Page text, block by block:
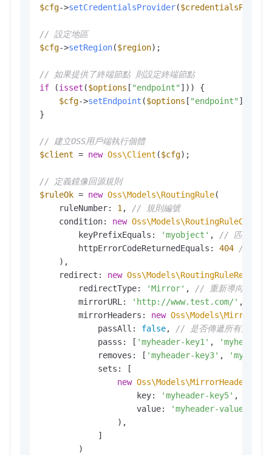
$cfg->setCredentialsProvider(
// 設定地區
$cfg->setRegion($region);
// 如果提供了終端節點 則設定終端節點
if (isset ($options [ "endpoint" ])) {
$cfg->setEndpoint ($options [ "endpoint" ]);
}
// 建立OSS用戶端執行個體
$client = new Oss\Client ($cfg);
// 定義鏡像回源規則
$ruleOk = new Oss\Models\RoutingRule(
    ruleNumber:
1, // 規則編號
    condition:
new
        keyPrefixEquals:
'myobject' , // 匹配對象
        httpErrorCodeReturnedEquals:
404 // 回源
    ),
    redirect:
new Oss\Models\RoutingRuleRedirect
        redirectType:
'Mirror' , // 重新導向類型為
        mirrorURL:
'http://www.test.com/' ,
        mirrorHeaders:
new
            passAll:
false, // 是否傳遞所有頭部
            passs: [
'myheader-key1' ,
'myheader-
            removes: [
'myheader-key3' ,
            sets: [
new Oss\Models\MirrorHeadersSet
                    key:
'myheader-key5' ,
                    value:
'myheader-value'
                ),
            ]
        )